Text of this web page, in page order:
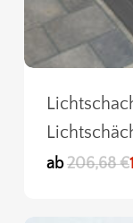
ab 206,68€